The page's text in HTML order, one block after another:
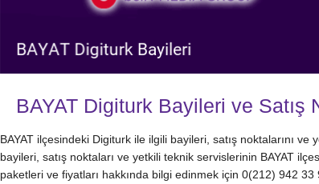
BAYAT Digiturk Bayileri ve Satış
BAYAT ilçesindeki Digiturk ile ilgili bayileri, satış noktalarını
bayileri, satış noktaları ve yetkili teknik servislerinin BAYAT
paketleri ve fiyatları hakkında bilgi edinmek için 0(212) 942